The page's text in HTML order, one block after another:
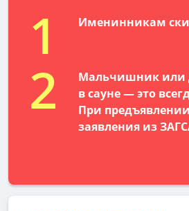
1 Именинникам
2
Мальчишник или
в сауне — это
При
заявления из